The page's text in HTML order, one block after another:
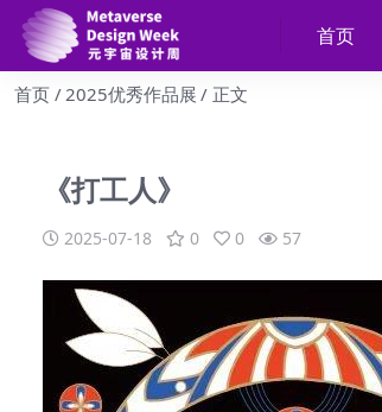
首页
首页 2025优秀作品展 正文
《打工人》
2025-07-18 0 0 57